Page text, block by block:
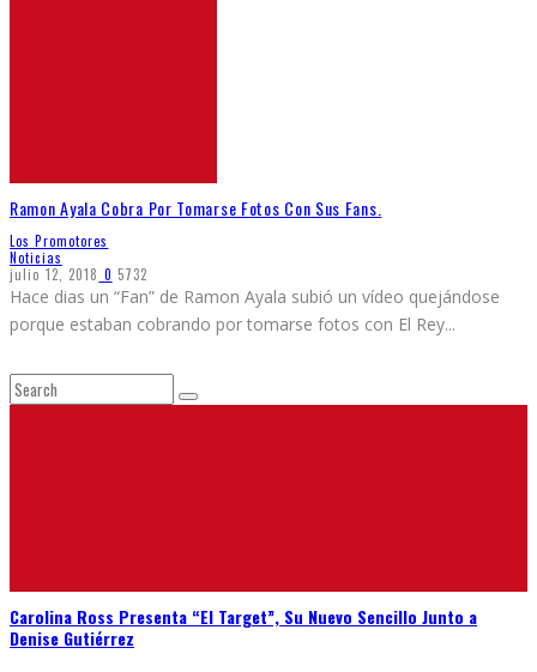
Ramon Ayala Cobra Por Tomarse Fotos Con Sus Fans.
Los Promotores
Noticias
julio 12, 2018 0 5732
Hace dias un “Fan” de Ramon Ayala subió un vídeo quejándose
porque estaban cobrando por tomarse fotos con El Rey...
Carolina Ross Presenta “El Target”, Su Nuevo Sencillo Junto a
Denise Gutiérrez